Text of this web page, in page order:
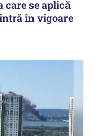
care se aplică
în vigoare